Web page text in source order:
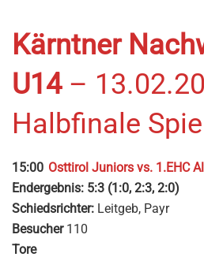
Kärntner
U14 –
Halbfinale
15:00 Osttirol Juniors vs. 1.EHC
Endergebnis: 5:3 (1:0, 2:3, 2:0)
Schiedsrichter: Leitgeb, Payr
Besucher110
Tore